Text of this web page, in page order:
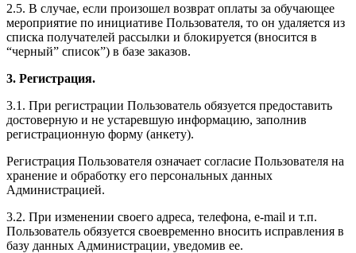
2.5. В случае, если произошел возврат оплаты за обучающее
мероприятие по инициативе Пользователя, то он удаляется из
списка получателей рассылки и блокируется (вносится в
“черный” список”) в базе заказов.
3. Регистрация.
3.1. При регистрации Пользователь обязуется предоставить
достоверную и не устаревшую информацию, заполнив
регистрационную форму (анкету).
Регистрация Пользователя означает согласие Пользователя на
хранение и обработку его персональных данных
Администрацией.
3.2. При изменении своего адреса, телефона, e-mail и т.п.
Пользователь обязуется своевременно вносить исправления в
базу данных Администрации, уведомив ее.